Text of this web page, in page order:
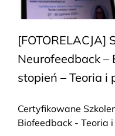
[FOTORELACJA]
Neurofeedback –
stopień – Teoria i
Certyfikowane
Biofeedback - Teoria i